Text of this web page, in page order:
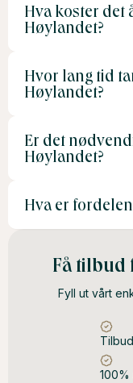
Velg en megler
kundereferanser
viktig i et mindre
Hva koster det
Høylandet?
Provisjon ligger
salgssummen. I
mellom 15 000 og
Hvor lang tid
Høylandet?
Gjennomsnittlig
Høylandet selges
Er det
Høylandet?
Styling kan øke
pris, selv i mindre
Hva er
En lokalkjent
tilgang til et
deg tett
sjansene for et
Få tilbud
Fyll ut vårt